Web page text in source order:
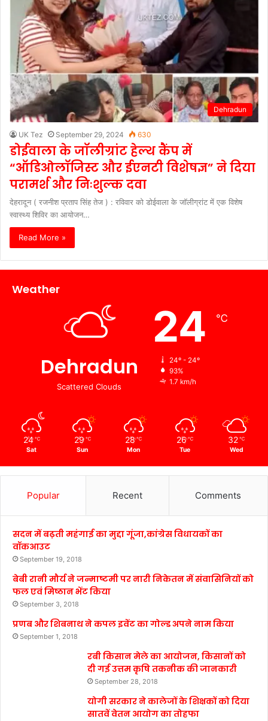
Dehradun
UK Tez September 29, 2024 630
डोईवाला के जॉलीग्रांट हेल्थ कैंप में
“ऑडिओलॉजिस्ट और ईएनटी विशेषज्ञ” ने दिया
परामर्श और निःशुल्क दवा
देहरादून ( रजनीश प्रताप सिंह तेज ) : रविवार को डोईवाला के जॉलीग्रांट में एक विशेष
स्वास्थ्य शिविर का आयोजन…
Read More »
Weather
Dehradun
Scattered Clouds
24 ℃
24º - 24º
93%
1.7 km/h
24 ℃
Sat
29 ℃
Sun
28 ℃
Mon
26 ℃
Tue
32 ℃
Wed
Popular Recent Comments
सदन में बढ़ती महंगाई का मुद्दा गूंजा,कांग्रेस विधायकों का
वॉकआउट
September 19, 2018
बेबी रानी मौर्य ने जन्माष्टमी पर नारी निकेतन में संवासिनियों को
फल एवं मिष्ठान भेंट किया
September 3, 2018
प्रणब और शिबनाथ ने कपल इवेंट का गोल्ड अपने नाम किया
September 1, 2018
रबी किसान मेले का आयोजन, किसानों को
दी गई उत्तम कृषि तकनीक की जानकारी
September 28, 2018
योगी सरकार ने कालेजों के शिक्षकों को दिया
सातवें वेतन आयोग का तोहफा